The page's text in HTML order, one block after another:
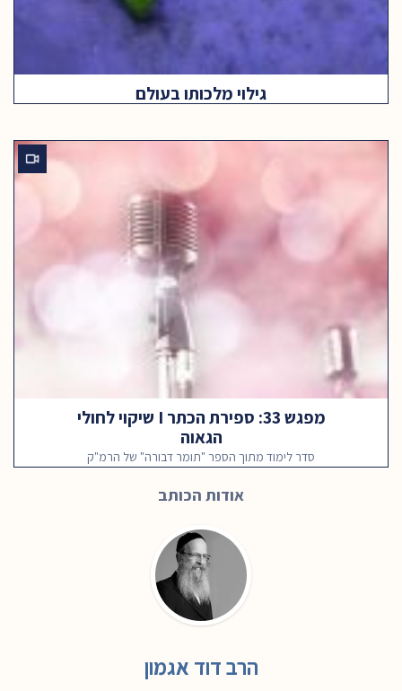
גילוי מלכותו בעולם
מפגש 33: ספירת הכתר I שיקוי לחולי
הגאוה
סדר לימוד מתוך הספר "תומר דבורה" של הרמ"ק
אודות הכותב
הרב דוד אגמון